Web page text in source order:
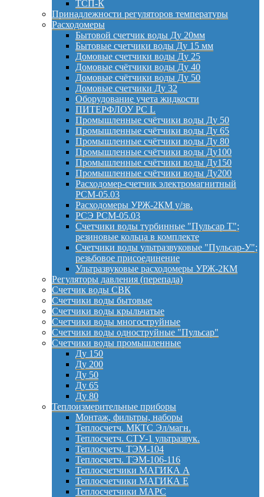
ТСП-К
Принадлежности регуляторов температуры
Расходомеры
Бытовой счетчик воды Ду 20мм
Бытовые счетчики воды Ду 15 мм
Домовые счетчики воды Ду 25
Домовые счётчики воды Ду 40
Домовые счётчики воды Ду 50
Домовые счетчики Ду 32
Оборудование учета жидкости
ПИТЕРФЛОУ РС L
Промышленные счётчики воды Ду 50
Промышленные счётчики воды Ду 65
Промышленные счётчики воды Ду 80
Промышленные счётчики воды Ду100
Промышленные счётчики воды Ду150
Промышленные счётчики воды Ду200
Расходомер-счетчик электромагнитный
РСМ-05.03
Расходомеры УРЖ-2КМ у/зв.
РСЭ РСМ-05.03
Счетчики воды турбинные "Пульсар Т";
резиновые кольца в комплекте
Счетчики воды ультразвуковые "Пульсар-У";
резьбовое присоединение
Ультразвуковые расходомеры УРЖ-2КМ
Регуляторы давления (перепада)
Счетчик воды СВК
Счетчики воды бытовые
Счетчики воды крыльчатые
Счетчики воды многоструйные
Счетчики воды одноструйные "Пульсар"
Счетчики воды промышленные
Ду 150
Ду 200
Ду 50
Ду 65
Ду 80
Теплоизмерительные приборы
Монтаж, фильтры, наборы
Теплосчетч. МКТС Эл/магн.
Теплосчетч. СТУ-1 ультразвук.
Теплосчетч. ТЭМ-104
Теплосчетч. ТЭМ-106-116
Теплосчетчики МАГИКА А
Теплосчетчики МАГИКА Е
Теплосчетчики МАРС